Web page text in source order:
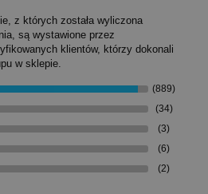
z których została wyliczona
są wystawione przez
klientów, którzy dokonali
w sklepie.
(889)
(34)
(3)
(6)
(2)